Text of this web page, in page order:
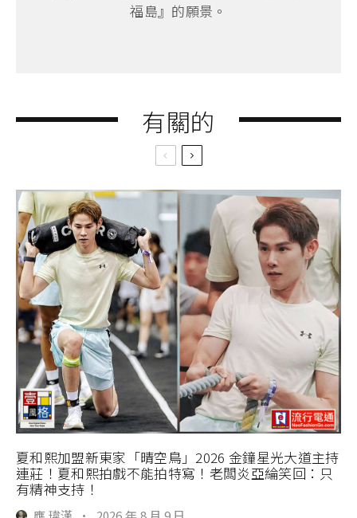
福島』的願景。
有關的
夏和熙加盟新東家「晴空鳥」2026 金鐘星光大道主持
連莊！夏和熙拍戲不能拍特寫！老闆炎亞綸笑回：只
有精神支持！